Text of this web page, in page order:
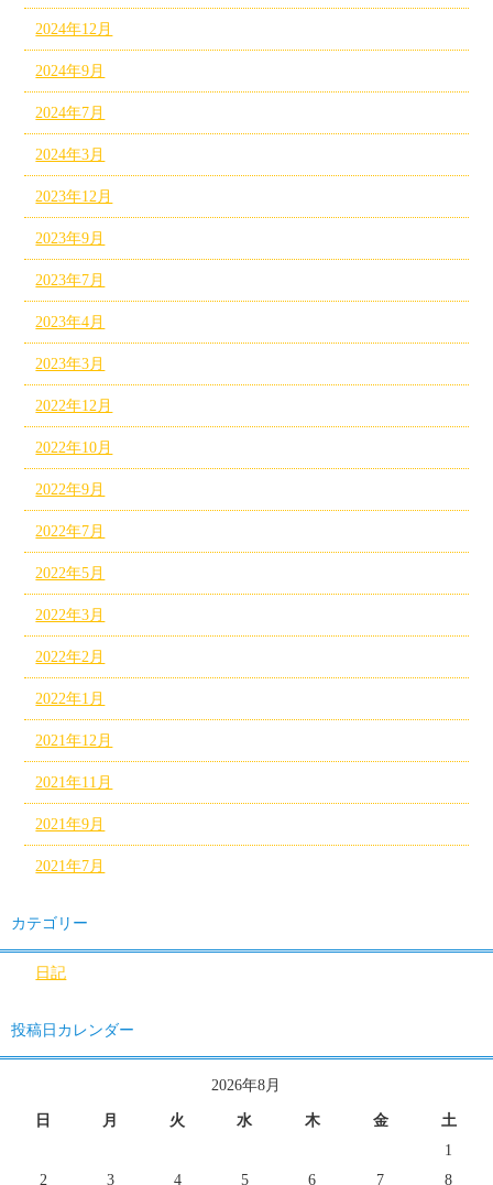
2024年12月
2024年9月
2024年7月
2024年3月
2023年12月
2023年9月
2023年7月
2023年4月
2023年3月
2022年12月
2022年10月
2022年9月
2022年7月
2022年5月
2022年3月
2022年2月
2022年1月
2021年12月
2021年11月
2021年9月
2021年7月
カテゴリー
日記
投稿日カレンダー
2026年8月
日 月 火 水 木 金
土
1
2
3 4 5 6 7 8